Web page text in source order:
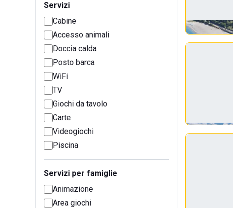
Servizi
Cabine
Accesso animali
Doccia calda
Posto barca
WiFi
TV
Giochi da tavolo
Carte
Videogiochi
Piscina
Servizi per famiglie
Animazione
Area giochi